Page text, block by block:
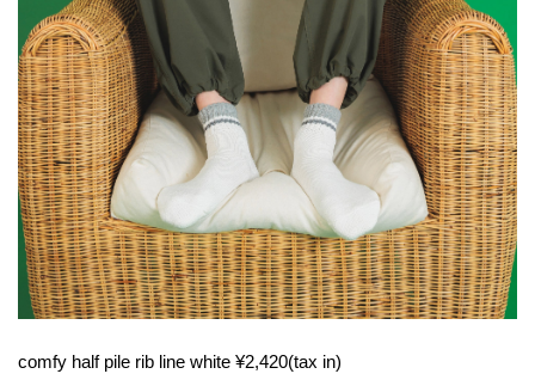
comfy half pile rib line white ¥2,420(tax in)